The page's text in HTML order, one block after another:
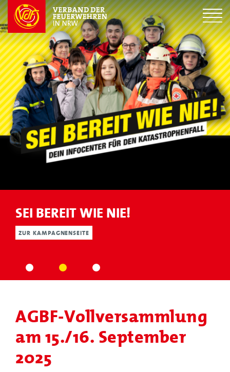
SEI BEREIT WIE NIE!
ZUR KAMPAGNENSEITE
AGBF-Vollversammlung
am 15./16. September
2025